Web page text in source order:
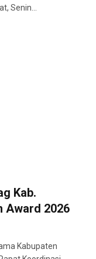
Senin…
Kab.
Award 2026
Kabupaten